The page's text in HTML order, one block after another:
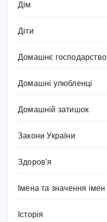
Дім
Діти
Домашнє господарство
Домашні улюбленці
Домашній затишок
Закони України
Здоров'я
Імена та значення імен
Історія